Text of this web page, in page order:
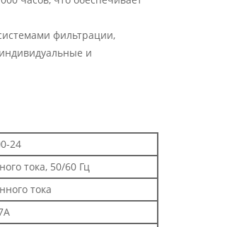
фильтрации,
и
24
тока, 50/60 Гц
тока